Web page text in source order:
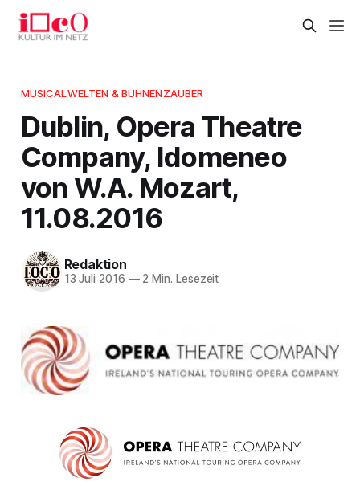
MUSICALWELTEN & BÜHNENZAUBER
Dublin, Opera Theatre
Company, Idomeneo
von W.A. Mozart,
11.08.2016
Redaktion
13 Juli 2016 —2 Min. Lesezeit